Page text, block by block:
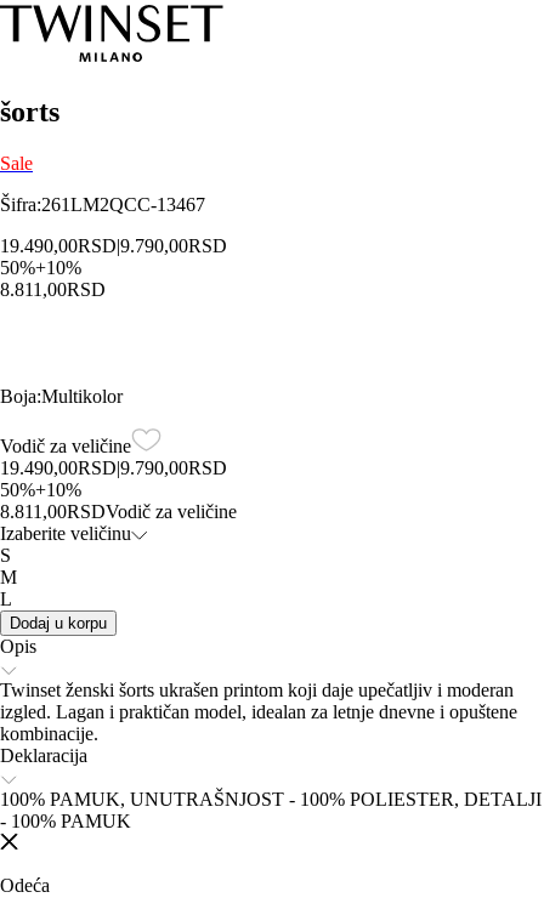
šorts
Sale
Šifra:261LM2QCC-13467
19.490,00RSD|9.790,00RSD
50%+10%
8.811,00RSD
Boja:Multikolor
Vodič za veličine
19.490,00RSD|9.790,00RSD
50%+10%
8.811,00RSDVodič za veličine
Izaberite veličinu
S
M
L
Dodaj u korpu
Opis
Twinset ženski šorts ukrašen printom koji daje upečatljiv i moderan
izgled. Lagan i praktičan model, idealan za letnje dnevne i opuštene
kombinacije.
Deklaracija
100% PAMUK, UNUTRAŠNJOST - 100% POLIESTER, DETALJI
- 100% PAMUK
Odeća